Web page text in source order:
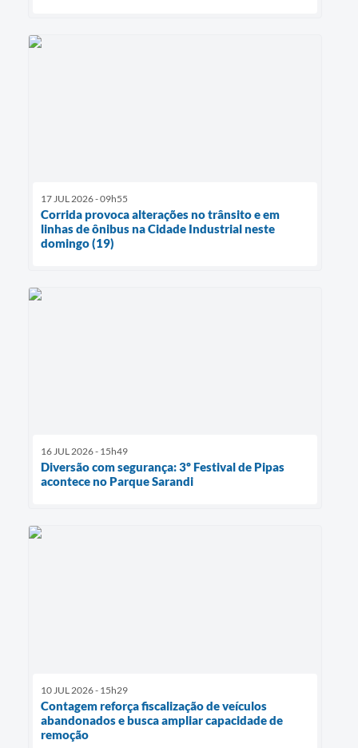
17 JUL 2026 - 09h55
Corrida provoca alterações no trânsito e em
linhas de ônibus na Cidade Industrial neste
domingo (19)
16 JUL 2026 - 15h49
Diversão com segurança: 3º Festival de Pipas
acontece no Parque Sarandi
10 JUL 2026 - 15h29
Contagem reforça fiscalização de veículos
abandonados e busca ampliar capacidade de
remoção